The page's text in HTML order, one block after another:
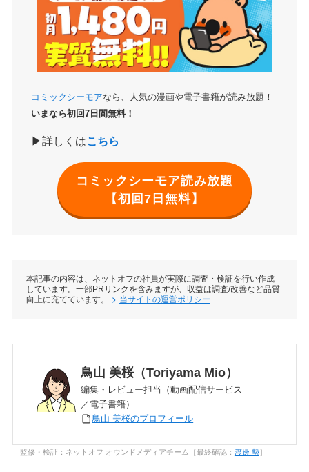
検索のしやすさ
コミックシーモアなら、人気の漫画や電子書籍が読み放題！
いまなら初回7日間無料！
▶詳しくはこちら
コミックシーモア読み放題
【初回7日無料】
本記事の内容は、ネットオフの社員が実際に調査・検証を行い作成
しています。一部PRリンクを含みますが、収益は調査/改善など品質
向上に充てています。
当サイトの運営ポリシー
鳥山 美桜（Toriyama Mio）
編集・レビュー担当（動画配信サービス
／電子書籍）
鳥山 美桜のプロフィール
監修・検証：ネットオフ オウンドメディアチーム［最終確認： 渡邊 勢］